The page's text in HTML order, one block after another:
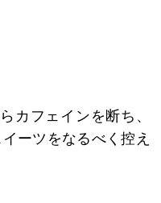
カフェインを断ち、
ーツをなるべく控え